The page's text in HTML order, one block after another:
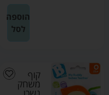
הוספה
לסל
קוף
משחק